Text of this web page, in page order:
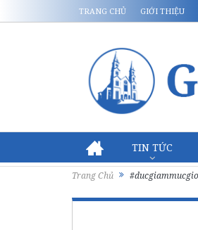
TRANG CHỦ GIỚI THIỆU
TIN TỨC
Trang Chủ